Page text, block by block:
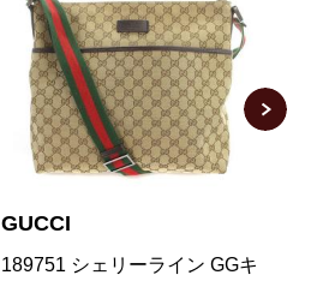
GUCCI
GGキャンバス シェリーライン